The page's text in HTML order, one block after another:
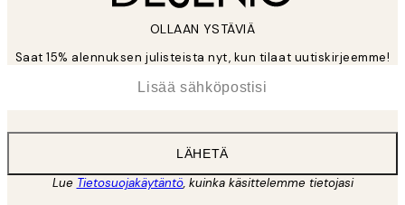
OLLAAN YSTÄVIÄ
Saat 15% alennuksen julisteista nyt, kun tilaat uutiskirjeemme!
LÄHETÄ
Lue Tietosuojakäytäntö, kuinka käsittelemme tietojasi